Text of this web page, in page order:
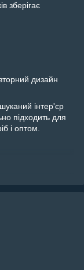
зберігає
дизайн
інтер'єр
підходить для
і оптом.